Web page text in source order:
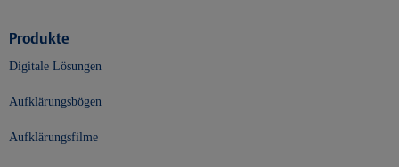
Produkte
Digitale Lösungen
Aufklärungsbögen
Aufklärungsfilme